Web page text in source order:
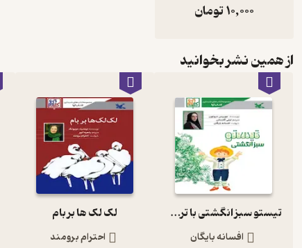
10,000تومان
از همین نشر بخوانید
تیستو سبز انگشتی با ترجمه لیلی گلستان
افسانه بایگان
لک لک ها بر بام
احترام برومند